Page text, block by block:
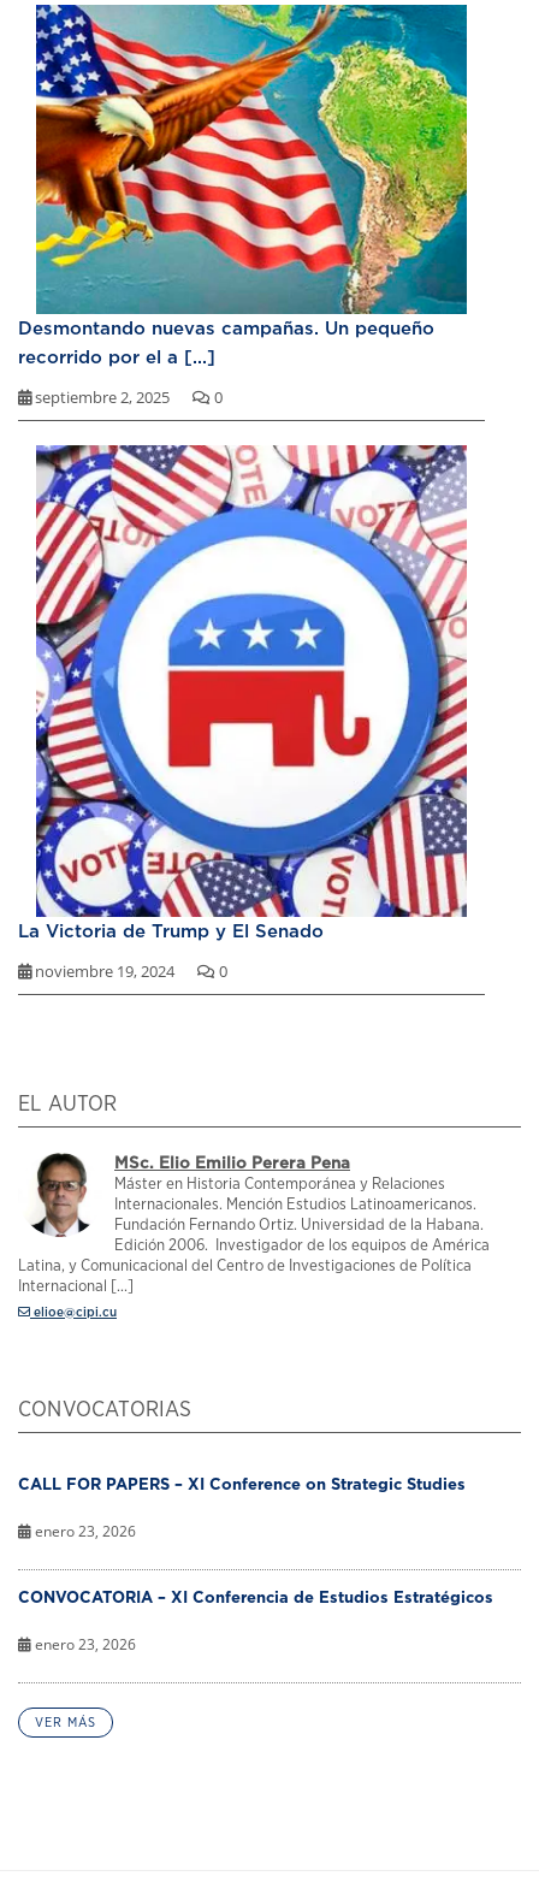
Desmontando nuevas campañas. Un pequeño
recorrido por el a [...]
septiembre 2, 2025 0
La Victoria de Trump y El Senado
noviembre 19, 2024 0
EL AUTOR
MSc. Elio Emilio Perera Pena
Máster en Historia Contemporánea y Relaciones
Internacionales. Mención Estudios Latinoamericanos.
Fundación Fernando Ortiz. Universidad de la Habana.
Edición 2006. Investigador de los equipos de América
Latina, y Comunicacional del Centro de Investigaciones de Política
Internacional [...]
elioe@cipi.cu
CONVOCATORIAS
CALL FOR PAPERS – XI Conference on Strategic Studies
enero 23, 2026
CONVOCATORIA – XI Conferencia de Estudios Estratégicos
enero 23, 2026
VER MÁS